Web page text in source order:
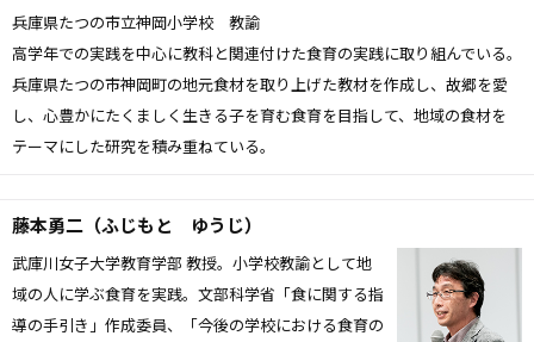
兵庫県たつの市立神岡小学校 教諭
高学年での実践を中心に教科と関連付けた食育の実践に取り組んでいる。
兵庫県たつの市神岡町の地元食材を取り上げた教材を作成し、故郷を愛
し、心豊かにたくましく生きる子を育む食育を目指して、地域の食材を
テーマにした研究を積み重ねている。
藤本勇二（ふじもと ゆうじ）
武庫川女子大学教育学部 教授。小学校教諭として地
域の人に学ぶ食育を実践。文部科学省「食に関する指
導の手引き」作成委員、「今後の学校における食育の